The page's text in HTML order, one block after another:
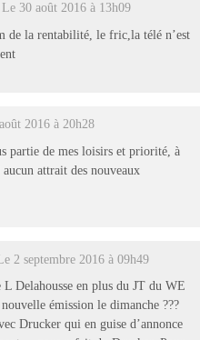
Le 30 août 2016 à 13h09
de la rentabilité, le fric,la télé n’est
2016 à 20h28
partie de mes loisirs et priorité, à
attrait des nouveaux
2 septembre 2016 à 09h49
L Delahousse en plus du JT du WE
émission le dimanche ???
Drucker qui en guise d’annonce